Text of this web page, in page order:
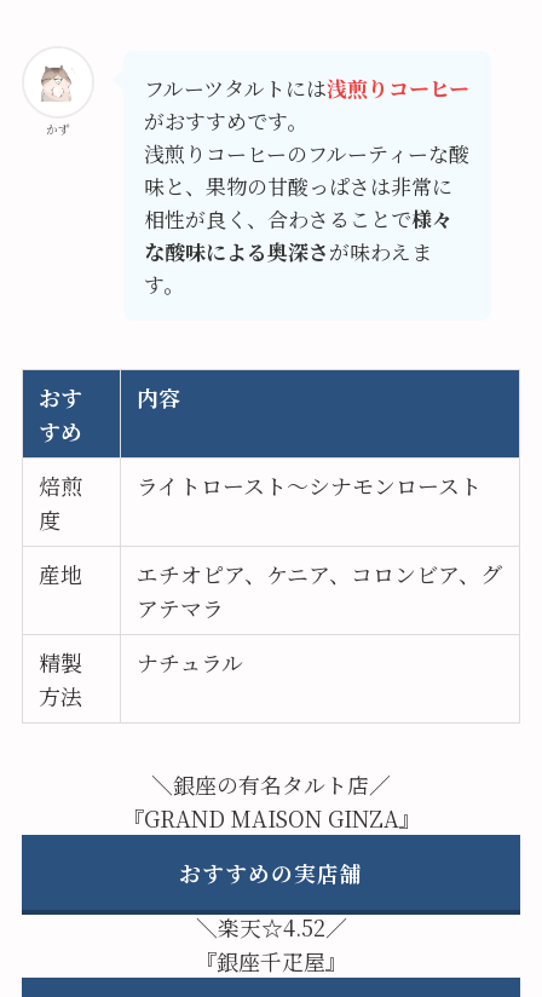
かず
フルーツタルトには浅煎りコーヒー
がおすすめです。
浅煎りコーヒーのフルーティーな酸
味と、果物の甘酸っぱさは非常に
相性が良く、合わさることで様々
な酸味による奥深さが味わえま
す。
おす
すめ
内容
焙煎
度
ライトロースト～シナモンロースト
産地
エチオピア、ケニア、コロンビア、グ
アテマラ
精製
方法
ナチュラル
＼銀座の有名タルト店／
『GRAND MAISON GINZA』
おすすめの実店舗
＼楽天☆4.52／
『銀座千疋屋』